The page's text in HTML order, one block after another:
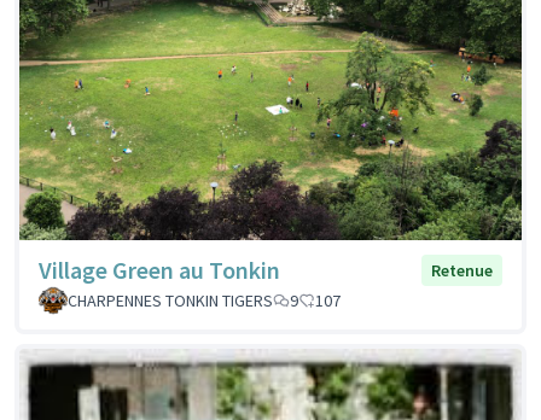
Village Green au Tonkin
Retenue
CHARPENNES TONKIN TIGERS
9 107